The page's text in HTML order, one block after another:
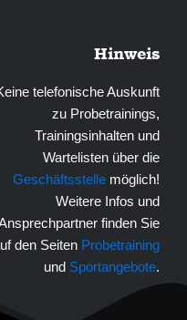
Hinweis
telefonische Auskunft
zu Probetrainings,
Trainingsinhalten und
Wartelisten über die
Geschäftsstelle möglich!
Weitere Infos und
finden Sie
den Seiten Probetraining
und Sportangebote.